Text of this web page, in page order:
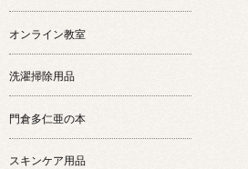
オンライン教室
洗濯掃除用品
門倉多仁亜の本
スキンケア用品